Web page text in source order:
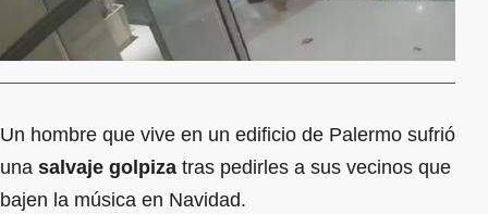
Un hombre que vive en un edificio de Palermo sufrió
una salvaje golpiza tras pedirles a sus vecinos que
bajen la música en Navidad.